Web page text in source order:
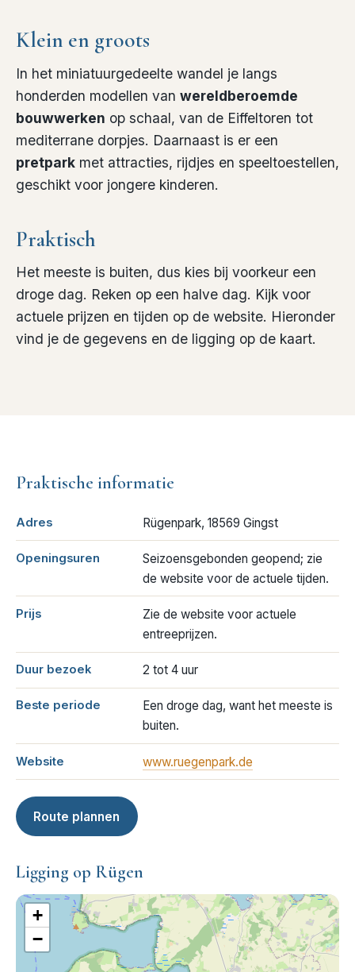
Klein en groots
In het miniatuurgedeelte wandel je langs
honderden modellen van wereldberoemde
bouwwerken op schaal, van de Eiffeltoren tot
mediterrane dorpjes. Daarnaast is er een
pretpark met attracties, rijdjes en speeltoestellen,
geschikt voor jongere kinderen.
Praktisch
Het meeste is buiten, dus kies bij voorkeur een
droge dag. Reken op een halve dag. Kijk voor
actuele prijzen en tijden op de website. Hieronder
vind je de gegevens en de ligging op de kaart.
Praktische informatie
Adres Rügenpark, 18569 Gingst
Openingsuren
Seizoensgebonden geopend; zie
de website voor de actuele tijden.
Prijs
Zie de website voor actuele
entreeprijzen.
Duur bezoek 2 tot 4 uur
Beste periode
Een droge dag, want het meeste is
buiten.
Website www.ruegenpark.de
Route plannen
Ligging op Rügen
+
−